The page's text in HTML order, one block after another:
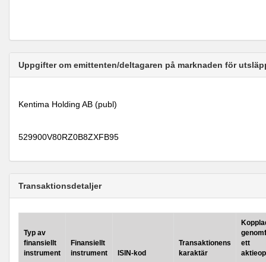
Uppgifter om emittenten/deltagaren på marknaden för
Kentima Holding AB (publ)
529900V80RZ0B8ZXFB95
Transaktionsdetaljer
Typ av
finansiellt
instrument
Finansiellt
instrument
ISIN-kod
Transaktionens
karaktär
ett